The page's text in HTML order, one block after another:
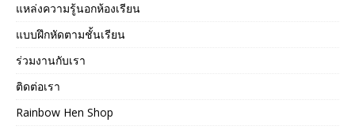
แหล่งความรู้นอกห้องเรียน
แบบฝึกหัดตามชั้นเรียน
ร่วมงานกับเรา
ติดต่อเรา
Rainbow Hen Shop